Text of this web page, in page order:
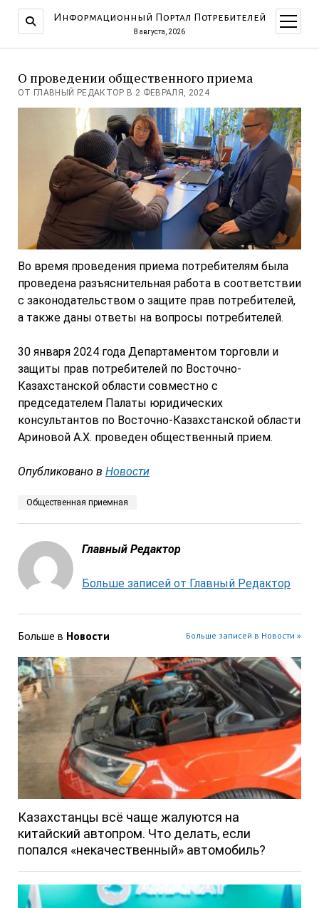
Информационный Портал Потребителей
8 августа, 2026
меню
О проведении общественного приема
ОТ ГЛАВНЫЙ РЕДАКТОР В 2 ФЕВРАЛЯ, 2024
Во время проведения приема потребителям была
проведена разъяснительная работа в соответствии
с законодательством о защите прав потребителей,
а также даны ответы на вопросы потребителей.
30 января 2024 года Департаментом торговли и
защиты прав потребителей по Восточно-
Казахстанской области совместно с
председателем Палаты юридических
консультантов по Восточно-Казахстанской области
Ариновой А.Х. проведен общественный прием.
Опубликовано в Новости
Общественная приемная
Главный Редактор
Больше записей от Главный Редактор
Больше в Новости Больше записей в Новости »
Казахстанцы всё чаще жалуются на
китайский автопром. Что делать, если
попался «некачественный» автомобиль?